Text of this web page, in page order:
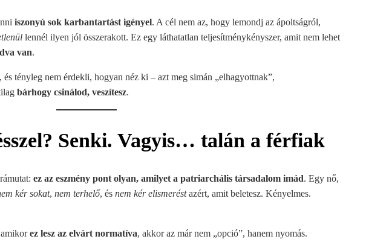
iszonyú sok karbantartást igényel. A cél nem az, hogy lemondj az ápoltságról,
lennél ilyen jól összerakott. Ez egy láthatatlan teljesítménykényszer, amit nem lehet
van.
és tényleg nem érdekli, hogyan néz ki – azt meg simán „elhagyottnak”,
bárhogy csinálod, veszítesz.
Senki. Vagyis… talán a férfiak
ez az eszmény pont olyan, amilyet a patriarchális társadalom imád. Egy nő,
kér sokat, nem terhelő, és nem kér elismeréstazért, amit beletesz. Kényelmes.
ez lesz az elvárt normatíva, akkor az már nem „opció”, hanem nyomás.